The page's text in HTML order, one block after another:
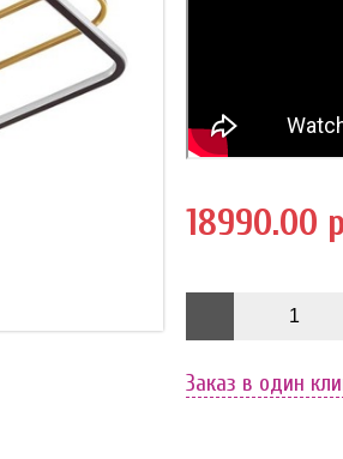
18990.00
Заказ в один